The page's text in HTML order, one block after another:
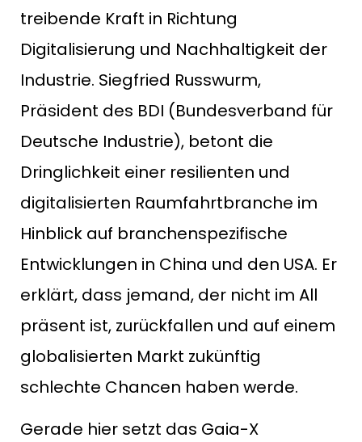
treibende Kraft in Richtung
Digitalisierung und Nachhaltigkeit der
Industrie. Siegfried Russwurm,
Präsident des BDI (Bundesverband für
Deutsche Industrie), betont die
Dringlichkeit einer resilienten und
digitalisierten Raumfahrtbranche im
Hinblick auf branchenspezifische
Entwicklungen in China und den USA. Er
erklärt, dass jemand, der nicht im All
präsent ist, zurückfallen und auf einem
globalisierten Markt zukünftig
schlechte Chancen haben werde.
Gerade hier setzt das Gaia-X